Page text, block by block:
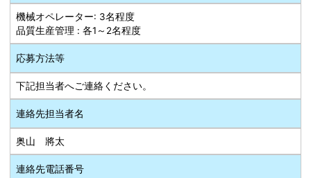
機械オペレーター: 3名程度
品質生産管理 : 各1～2名程度
応募方法等
下記担当者へご連絡ください。
連絡先担当者名
奥山 將太
連絡先電話番号